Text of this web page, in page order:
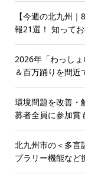
【今週の北九州
報21選！ 知って
2026年「わっし
＆百万踊りを間近
環境問題を改善
募者全員に参加賞
北九州市の＜多
プラリー機能など